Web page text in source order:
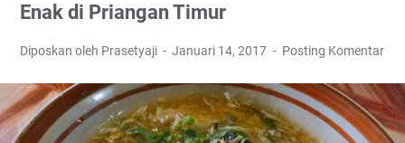
Enak di Priangan Timur
Diposkan oleh Prasetyaji Januari 14, 2017 Posting Komentar